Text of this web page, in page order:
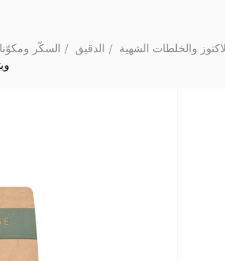
السكّر الدقيق
والخلطات الشهية